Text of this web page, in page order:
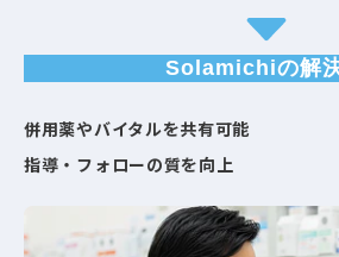
Solamichiの解
併用薬やバイタルを共有可能​
指導・フォローの質を向上​